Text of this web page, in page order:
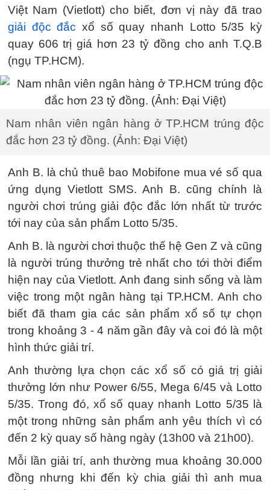
Việt Nam (Vietlott) cho biết, đơn vị này đã trao
giải độc đắc xổ số quay nhanh Lotto 5/35 kỳ
quay 606 trị giá hơn 23 tỷ đồng cho anh T.Q.B
(ngụ TP.HCM).
Nam nhân viên ngân hàng ở TP.HCM trúng độc
đắc hơn 23 tỷ đồng. (Ảnh: Đại Việt)
Anh B. là chủ thuê bao Mobifone mua vé số qua
ứng dụng Vietlott SMS. Anh B. cũng chính là
người chơi trúng giải độc đắc lớn nhất từ trước
tới nay của sản phẩm Lotto 5/35.
Anh B. là người chơi thuộc thế hệ Gen Z và cũng
là người trúng thưởng trẻ nhất cho tới thời điểm
hiện nay của Vietlott. Anh đang sinh sống và làm
việc trong một ngân hàng tại TP.HCM. Anh cho
biết đã tham gia các sản phẩm xổ số tự chọn
trong khoảng 3 - 4 năm gần đây và coi đó là một
hình thức giải trí.
Anh thường lựa chọn các xổ số có giá trị giải
thưởng lớn như Power 6/55, Mega 6/45 và Lotto
5/35. Trong đó, xổ số quay nhanh Lotto 5/35 là
một trong những sản phẩm anh yêu thích vì có
đến 2 kỳ quay số hàng ngày (13h00 và 21h00).
Mỗi lần giải trí, anh thường mua khoảng 30.000
đồng nhưng khi đến kỳ chia giải thì anh mua